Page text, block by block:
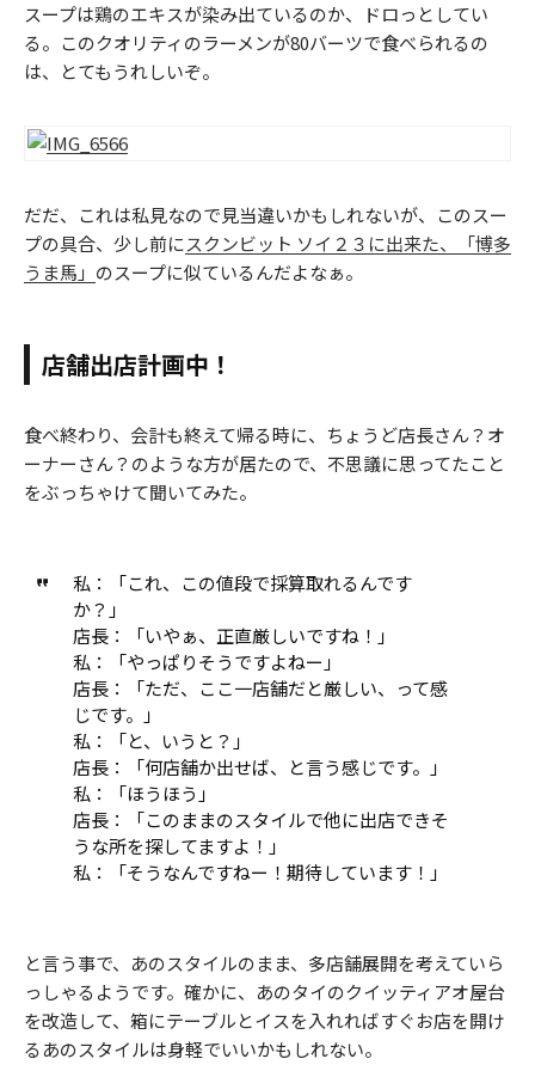
スープは鶏のエキスが染み出ているのか、ドロっとしてい
る。このクオリティのラーメンが80バーツで食べられるの
は、とてもうれしいぞ。
だだ、これは私見なので見当違いかもしれないが、このスー
プの具合、少し前にスクンビット ソイ２３に出来た、「博多
うま馬」 のスープに似ているんだよなぁ。
店舗出店計画中！
食べ終わり、会計も終えて帰る時に、ちょうど店長さん？オ
ーナーさん？のような方が居たので、不思議に思ってたこと
をぶっちゃけて聞いてみた。
私：「これ、この値段で採算取れるんです
か？」
店長：「いやぁ、正直厳しいですね！」
私：「やっぱりそうですよねー」
店長：「ただ、ここ一店舗だと厳しい、って感
じです。」
私：「と、いうと？」
店長：「何店舗か出せば、と言う感じです。」
私：「ほうほう」
店長：「このままのスタイルで他に出店できそ
うな所を探してますよ！」
私：「そうなんですねー！期待しています！」
と言う事で、あのスタイルのまま、多店舗展開を考えていら
っしゃるようです。確かに、あのタイのクイッティアオ屋台
を改造して、箱にテーブルとイスを入れればすぐお店を開け
るあのスタイルは身軽でいいかもしれない。